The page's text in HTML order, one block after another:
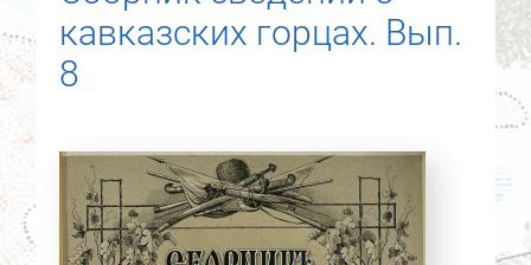
Новости
О нас
Контакты
кавказских горцах. Вып.
8